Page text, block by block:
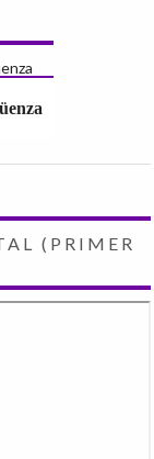
(PRIMER